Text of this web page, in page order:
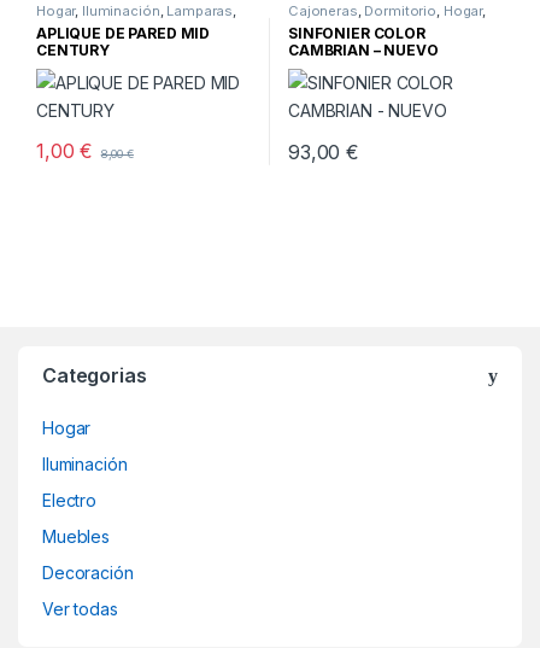
Hogar, Iluminación Lamparas
Pared
APLIQUE DE PARED MID
CENTURY
1,00€ 8,00€
Cajoneras Dormitorio Hogar,
Muebles Muebles nuevos
SINFONIER COLOR
CAMBRIAN – NUEVO
93,00€
Categorias
Hogar
Iluminación
Electro
Muebles
Decoración
Ver todas